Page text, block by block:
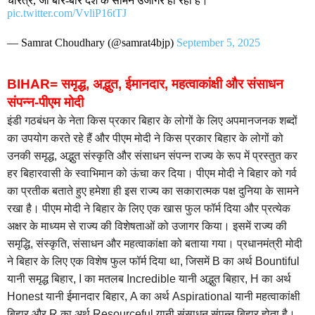
pic.twitter.com/VvliP16tTJ
— Samrat Choudhary (@samrat4bjp) September 5, 2025
BIHAR= समृद्ध, अद्भुत, ईमानदार, महत्वाकांक्षी और संसाधन
संपन्न-पीएम मोदी
इंडी गठबंधन के नेता किस प्रकार बिहार के लोगों के लिए अपमानजनक शब्दों
का उपयोग करते रहे हैं और पीएम मोदी ने किस प्रकार बिहार के लोगों को
उनकी समृद्ध, अद्भुत संस्कृति और संसाधन संपन्न राज्य के रूप में प्रस्तुत कर
हर बिहारवासी के स्वाभिमान को ऊंचा कर दिया। पीएम मोदी ने बिहार को गर्व
का प्रतीक बताते हुए हमेशा ही इस राज्य का सकारात्मक पक्ष दुनिया के सामने
रखा है। पीएम मोदी ने बिहार के लिए एक खास फुल फॉर्म दिया और प्रत्येक
अक्षर के माध्यम से राज्य की विशेषताओं को उजागर किया। इसमें राज्य की
समृद्धि, संस्कृति, संसाधन और महत्वाकांक्षा को बताया गया। प्रधानमंत्री मोदी
ने बिहार के लिए एक विशेष फुल फॉर्म दिया था, जिसमें B का अर्थ Bountiful
यानी समृद्ध बिहार, I का मतलब Incredible यानी अद्भुत बिहार, H का अर्थ
Honest यानी ईमानदार बिहार, A का अर्थ Aspirational यानी महत्वाकांक्षी